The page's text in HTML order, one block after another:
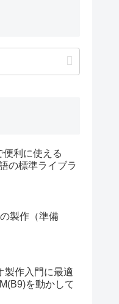
便利に使える
の標準ライブラ
製作（準備
製作入門に最適
を動かして